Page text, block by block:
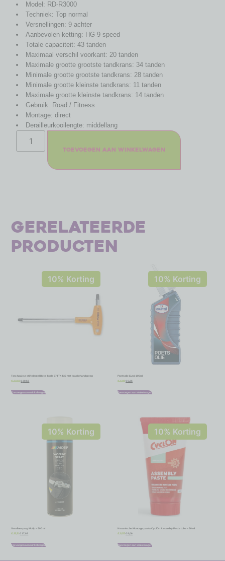
Model: RD-R3000
Techniek: Top normal
Versnellingen: 9 achter
Aanbevolen ketting: HG 9 speed
Totale capaciteit: 43 tanden
Maximaal verschil voorkant: 20 tanden
Maximale grootte grootste tandkrans: 34 tanden
Minimale grootte grootste tandkrans: 28 tanden
Minimale grootte kleinste tandkrans: 11 tanden
Maximale grootte kleinste tandkrans: 14 tanden
Gebruik: Road / Fitness
Montage: direct
Derailleurkooilengte: middellang
Toevoegen aan winkelwagen
Gerelateerde
producten
10% Korting
Torx haakse stiftsleutel Beta Tools 97TTX T30 met krachthandgreep
€ 22,87 € 20,58
Toevoegen aan winkelwagen
10% Korting
Poetsolie Eurol 100ml
€ 6,95 € 6,26
Toevoegen aan winkelwagen
10% Korting
Vaselinespray Motip – 500 ml
€ 18,91 € 17,02
Toevoegen aan winkelwagen
10% Korting
Keramische Montage pasta CyclOn Assembly Paste tube – 50 ml
€ € 8,06
Toevoegen aan winkelwagen